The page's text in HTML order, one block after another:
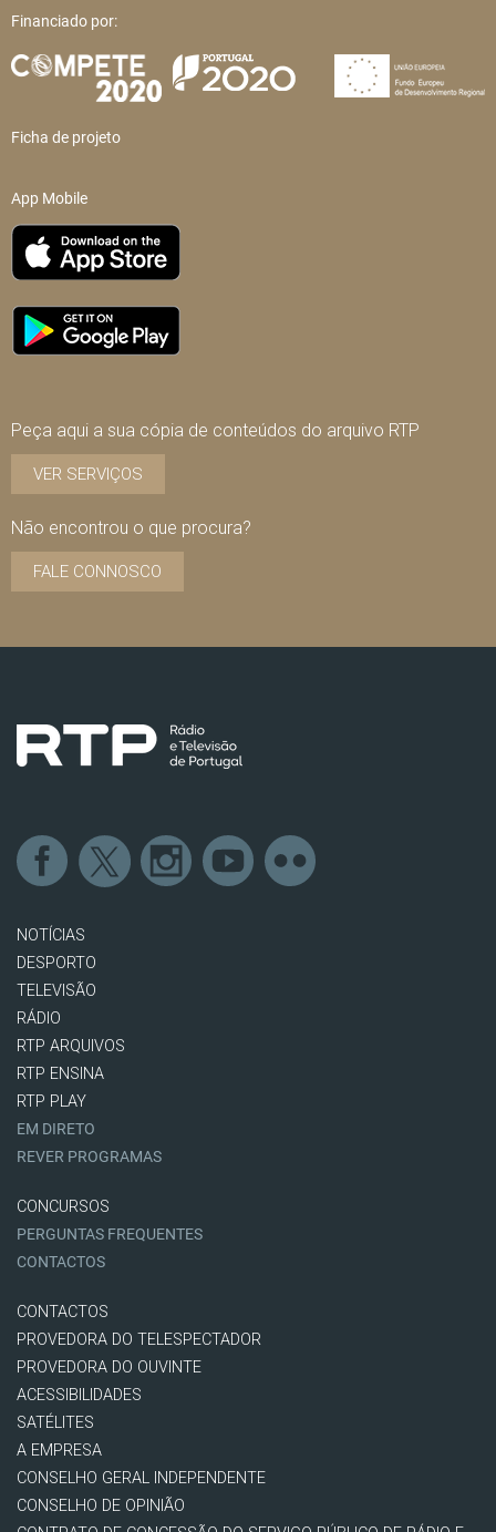
Financiado por:
Ficha de projeto
App Mobile
Peça aqui a sua cópia de conteúdos do arquivo RTP
VER SERVIÇOS
Não encontrou o que procura?
FALE CONNOSCO
NOTÍCIAS
DESPORTO
TELEVISÃO
RÁDIO
RTP ARQUIVOS
RTP ENSINA
RTP PLAY
EM DIRETO
REVER PROGRAMAS
CONCURSOS
PERGUNTAS FREQUENTES
CONTACTOS
CONTACTOS
PROVEDORA DO TELESPECTADOR
PROVEDORA DO OUVINTE
ACESSIBILIDADES
SATÉLITES
A EMPRESA
CONSELHO GERAL INDEPENDENTE
CONSELHO DE OPINIÃO